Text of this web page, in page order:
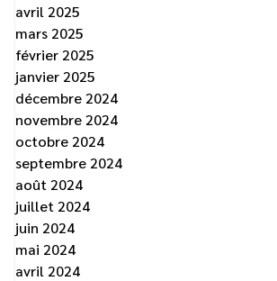
avril 2025
mars 2025
février 2025
janvier 2025
décembre 2024
novembre 2024
octobre 2024
septembre 2024
août 2024
juillet 2024
juin 2024
mai 2024
avril 2024